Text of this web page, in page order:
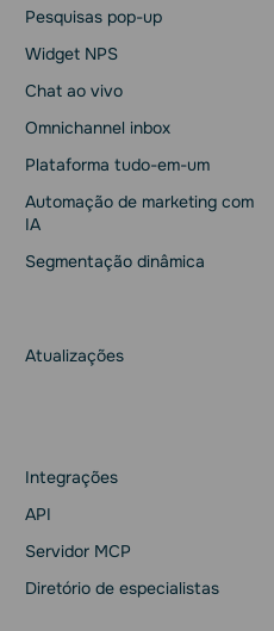
Pesquisas pop-up
Widget NPS
Chat ao vivo
Omnichannel inbox
Plataforma tudo-em-um
Automação de marketing com
IA
Segmentação dinâmica
Atualizações
Integrações
API
Servidor MCP
Diretório de especialistas